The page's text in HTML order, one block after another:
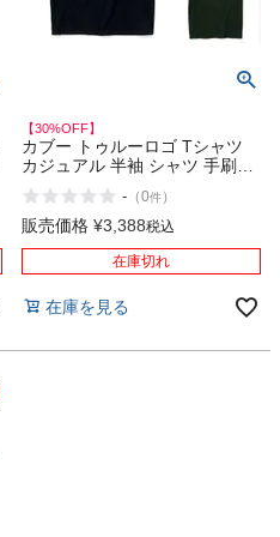
【30%OFF】
カブー トゥルーロゴ Tシャツ
カジュアル 半袖 シャツ 手刷り
ハンドプリント KAVU True
Logo Tee アウトレット セール
- （0件）
販売価格 ¥3,388税込
在庫切れ
在庫を見る